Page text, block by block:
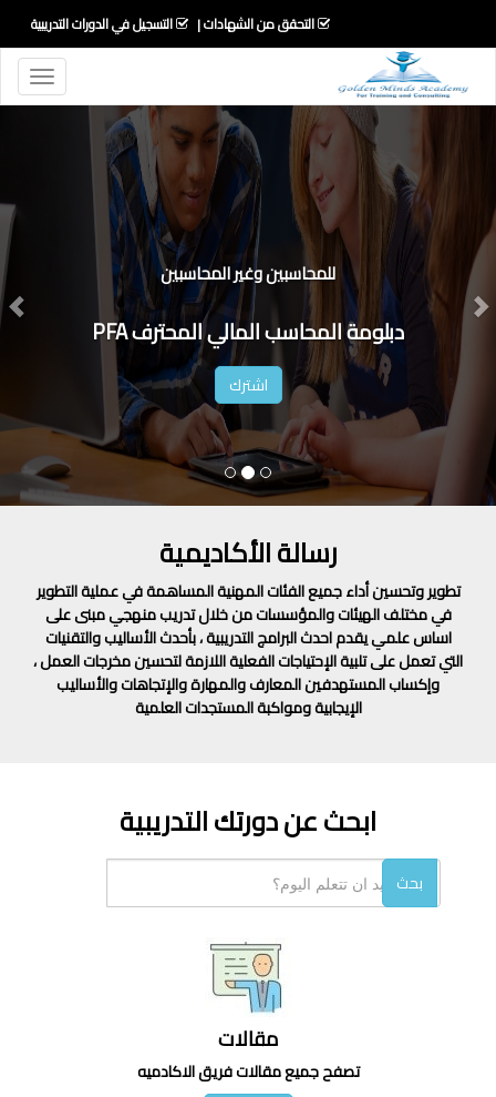
التسجيل في الدورات التدريبية التحقق من الشهادات
Toggle
للمحاسبين وغير المحاسبين
دبلومة المحاسب المالي المحترف PFA
اشترك
Previous
رسالة الأكاديمية
تطوير وتحسين أداء جميع الفئات المهنية المساهمة في عملية التطوير
في مختلف الهيئات والمؤسسات من خلال تدريب منهجي مبنى على
اساس علمي يقدم احدث البرامج التدريبية ، بأحدث الأساليب والتقنيات
التي تعمل على تلبية الإحتياجات الفعلية اللازمة لتحسين مخرجات العمل ،
وإكساب المستهدفين المعارف والمهارة والإتجاهات والأساليب
الإيجابية ومواكبة المستجدات العلمية
ابحث عن دورتك التدريبية
بحث
مقالات
تصفح جميع مقالات فريق الاكادميه